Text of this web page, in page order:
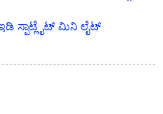
ಸ್ಪಾಟ್ಲೈಟ್ ಮಿನಿ ಲೈಟ್